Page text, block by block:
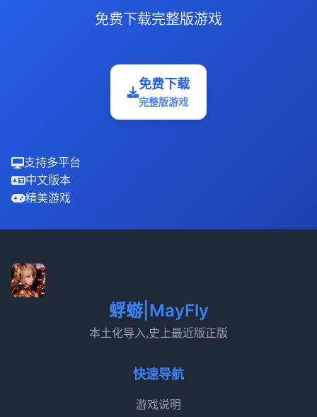
免费下载完整版游戏
免费下载
完整版游戏
支持多平台
中文版本
精美游戏
蜉蝣|MayFly
本土化导入,史上最近版正版
快速导航
游戏说明